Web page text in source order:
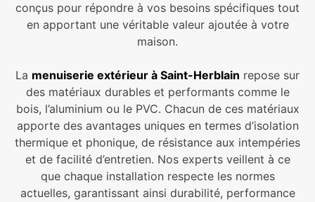
conçus pour répondre à vos besoins spécifiques tout
en apportant une véritable valeur ajoutée à votre
maison.
La menuiserie extérieur à Saint-Herblain repose sur
des matériaux durables et performants comme le
bois, l’aluminium ou le PVC. Chacun de ces matériaux
apporte des avantages uniques en termes d’isolation
thermique et phonique, de résistance aux intempéries
et de facilité d’entretien. Nos experts veillent à ce
que chaque installation respecte les normes
actuelles, garantissant ainsi durabilité, performance